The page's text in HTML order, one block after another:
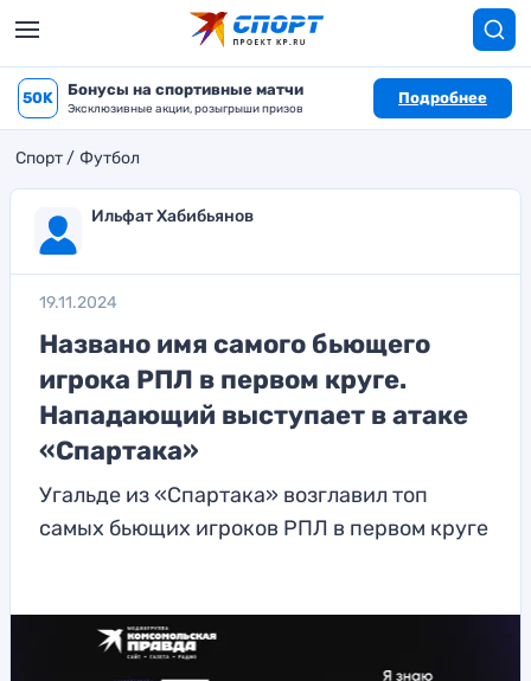
50K Бонусы на спортивные матчи
Эксклюзивные акции, розыгрыши призов
Подробнее
Спорт Футбол
Ильфат Хабибьянов
19.11.2024
Названо имя самого бьющего
игрока РПЛ в первом круге.
Нападающий выступает в атаке
«Спартака»
Угальде из «Спартака» возглавил топ
самых бьющих игроков РПЛ в первом круге